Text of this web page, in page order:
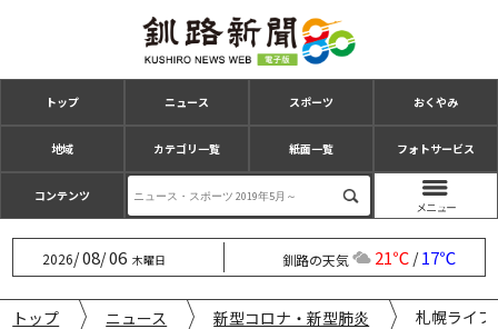
トップ ニュース スポーツ おくやみ
地域 カテゴリ一覧 紙面一覧 フォトサービス
コンテンツ
2026/08/06 木曜日 釧路の天気 21℃/17℃
トップ ニュース 新型コロナ・新型肺炎 札幌ライ